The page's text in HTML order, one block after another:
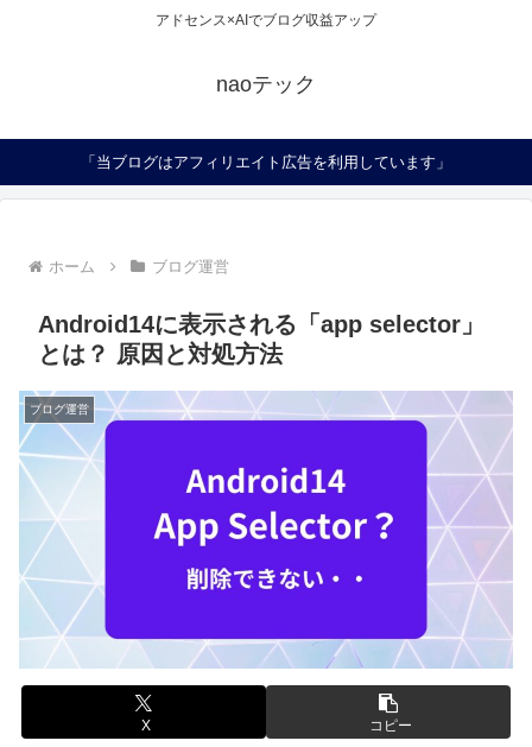
アドセンス×AIでブログ収益アップ
naoテック
「当ブログはアフィリエイト広告を利用しています」
ホーム ブログ運営
Android14に表示される「app selector」
とは？ 原因と対処方法
ブログ運営
X コピー